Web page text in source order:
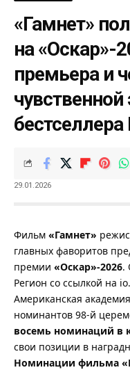
«Гамнет»
на «Оскар»-
премьера и
29.01.2026
Фильм «Гамнет»
главных фаворитов
премии «Оскар»-2026.
Регион со ссылкой на
Американская
номинантов 98-й
восемь номинаций в
свои позиции в
Номинации фильма